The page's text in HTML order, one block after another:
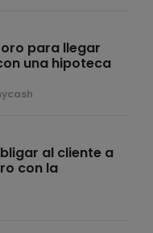
para llegar
una hipoteca
al cliente a
con la